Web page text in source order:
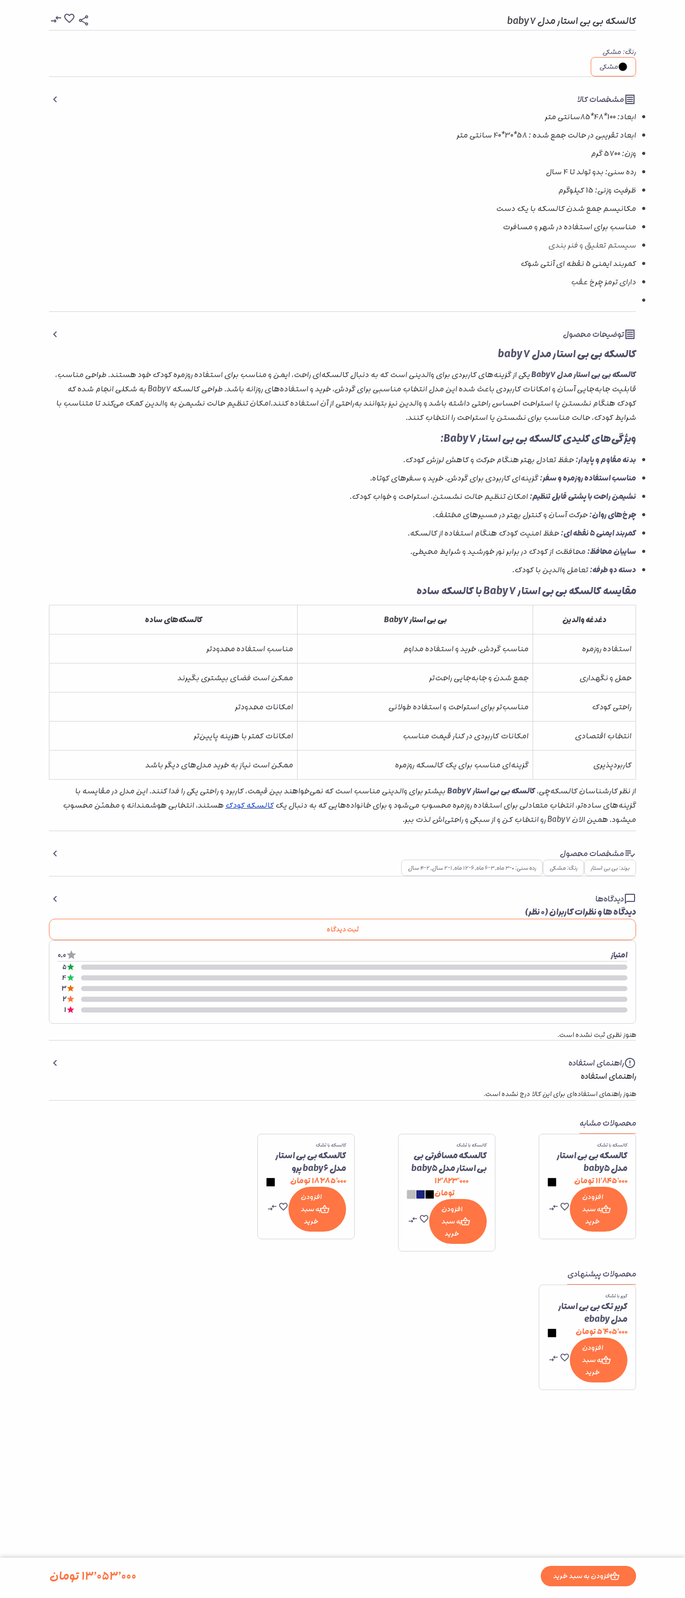
کالسکه بی بی استار مدل baby7
رنگ: مشکی
مشکی
مشخصات کالا
ابعاد: 100*48*85سانتی متر
ابعاد تقریبی در حالت جمع شده : 58*30*40 سانتی متر
وزن: 5700 گرم
رده سنی: بدو تولد تا 4 سال
ظرفیت وزنی: 15 کیلوگرم
مکانیسم جمع شدن کالسکه با یک دست
مناسب برای استفاده در شهر و مسافرت
سیستم تعلیق و فنر بندی
کمربند ایمنی 5 نقطه ای آنتی شوک
دارای ترمز چرخ عقب
توضیحات محصول
کالسکه بی بی استار مدل baby7
کالسکه بی بی استار مدل Baby7
یکی از گزینه‌های کاربردی برای والدینی است که به دنبال کالسکه‌ای راحت، ایمن و مناسب برای استفاده روزمره کودک خود هستند. طراحی مناسب،
قابلیت جابه‌جایی آسان و امکانات کاربردی باعث شده این مدل انتخاب مناسبی برای گردش، خرید و استفاده‌های روزانه باشد. طراحی کالسکه Baby7 به شکلی انجام شده که
کودک هنگام نشستن یا استراحت احساس راحتی داشته باشد و والدین نیز بتوانند به‌راحتی از آن استفاده کنند.امکان تنظیم حالت نشیمن به والدین کمک می‌کند تا متناسب با
شرایط کودک، حالت مناسب برای نشستن یا استراحت را انتخاب کنند.
ویژگی‌های کلیدی کالسکه بی بی استار Baby7:
بدنه مقاوم و پایدار:حفظ تعادل بهتر هنگام حرکت و کاهش لرزش کودک.
مناسب استفاده روزمره و سفر:گزینه‌ای کاربردی برای گردش، خرید و سفرهای کوتاه.
نشیمن راحت با پشتی قابل تنظیم:امکان تنظیم حالت نشستن، استراحت و خواب کودک.
چرخ‌های روان:حرکت آسان و کنترل بهتر در مسیرهای مختلف.
کمربند ایمنی 5 نقطه ای:
حفظ امنیت کودک هنگام استفاده از کالسکه.
سایبان محافظ: محافظت از کودک در برابر نور خورشید و شرایط محیطی.
دسته دو طرفه:تعامل والدین با کودک.
مقایسه کالسکه بی بی استار Baby7 با کالسکه ساده
دغدغه والدین بی بی استار Baby7 کالسکه‌های ساده
استفاده روزمره مناسب گردش، خرید و استفاده مداوم مناسب استفاده محدودتر
حمل و نگهداری جمع شدن و جابه‌جایی راحت‌تر ممکن است فضای بیشتری بگیرند
راحتی کودک مناسب‌تر برای استراحت و استفاده طولانی امکانات محدودتر
انتخاب اقتصادی امکانات کاربردی در کنار قیمت مناسب امکانات کمتر با هزینه پایین‌تر
کاربردپذیری گزینه‌ای مناسب برای یک کالسکه روزمره ممکن است نیاز به خرید مدل‌های دیگر باشد
از نظر کارشناسان کالسکه‌چی،کالسکه بی بی استار Baby7
بیشتر برای والدینی مناسب است که نمی‌خواهند بین قیمت، کاربرد و راحتی یکی را فدا کنند. این مدل در مقایسه با
گزینه‌های ساده‌تر، انتخاب متعادلی برای استفاده روزمره محسوب می‌شود و برای خانواده‌هایی که به دنبال یککالسکه کودکهستند، انتخابی هوشمندانه و مطمئن محسوب
میشود. همین الان Baby7 رو انتخاب کن و از سبکی و راحتی‌اش لذت ببر.
مشخصات محصول
برند: بی بی استار رنگ: مشکی رده سنی: ۰–۳ ماه, ۳–۶ ماه, ۶–۱۲ ماه, ۱–۲ سال, ۲–۴ سال
دیدگاه‌ها
دیدگاه ها و نظرات کاربران (۰نظر)
ثبت دیدگاه
امتیاز 0.0
5
4
3
2
1
هنوز نظری ثبت نشده است.
راهنمای استفاده
راهنمای استفاده
هنوز راهنمای استفاده‌ای برای این کالا درج نشده است.
محصولات مشابه
کالسکه با تشک
کالسکه بی بی استار
مدل baby5
۱۱٬۸۴۵٬۰۰۰تومان
افزودن
به سبد
خرید
کالسکه با تشک
کالسکه مسافرتی بی
بی استار مدل baby5
۱۲٬۸۲۳٬۰۰۰
تومان
افزودن
به سبد
خرید
کالسکه با تشک
کالسکه بی بی استار
مدل baby6 پرو
۱۸٬۲۸۵٬۰۰۰تومان
افزودن
به سبد
خرید
محصولات پیشنهادی
کریر با تشک
کریر تک بی بی استار
مدل ebaby
۵٬۴۰۵٬۰۰۰تومان
افزودن
به سبد
خرید
افزودن به سبد خرید ۱۳٬۰۵۳٬۰۰۰تومان